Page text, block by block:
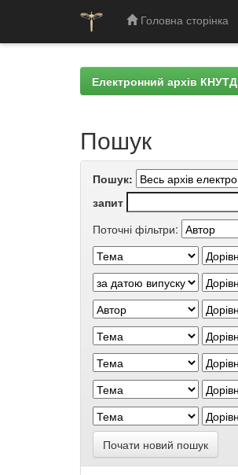
Головна сторінка
Електронний архів КНУТД
Пошук
Пошук:
запит
Поточні фільтри:
Почати новий пошук